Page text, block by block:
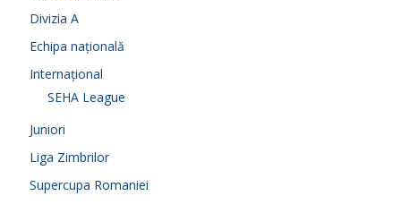
Divizia A
Echipa națională
Internațional
SEHA League
Juniori
Liga Zimbrilor
Supercupa Romaniei